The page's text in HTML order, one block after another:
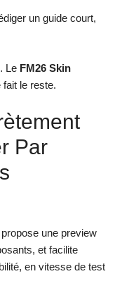
un guide court,
Le FM26 Skin
fait le reste.
Par
une preview
et facilite
en vitesse de test